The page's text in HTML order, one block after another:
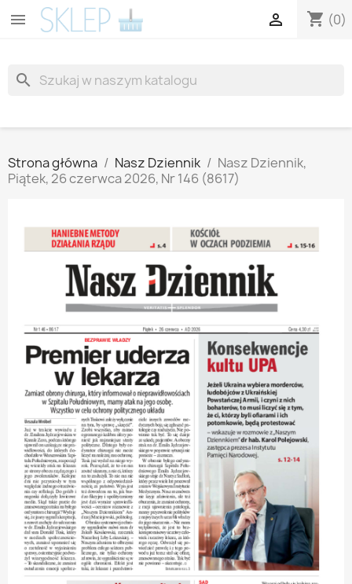
 shopping_cart (0)

search
Strona główna Nasz Dziennik
Nasz Dziennik,
Piątek, 26 czerwca 2026, Nr 146 (8617)